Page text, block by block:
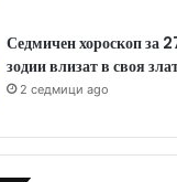
Седмичен хороскоп за
зодии влизат в своя
2 седмици ago